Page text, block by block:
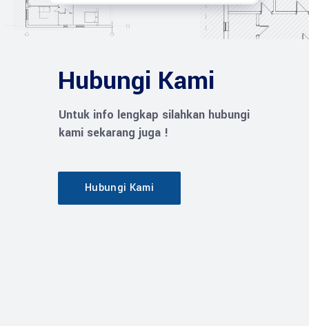
Hubungi Kami
Untuk info lengkap silahkan hubungi
kami sekarang juga !
Hubungi Kami